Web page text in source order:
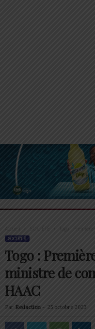
Accueil Togo :
SOCIÉTÉ
Togo :
ministre de
HAAC
Par Redaction - 25 octobre 2023